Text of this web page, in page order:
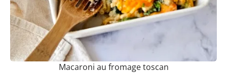
Macaroni au fromage toscan